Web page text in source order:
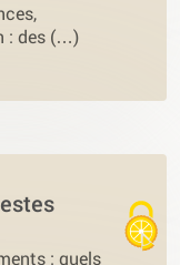
: des (…)
: quels